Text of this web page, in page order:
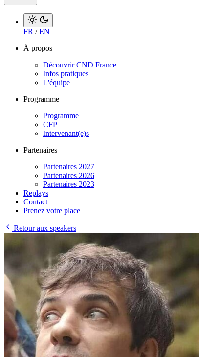
FR /EN
À propos
Découvrir CND France
Infos pratiques
L'équipe
Programme
Programme
CFP
Intervenant(e)s
Partenaires
Partenaires 2027
Partenaires 2026
Partenaires 2023
Replays
Contact
Prenez votre place
Retour aux speakers